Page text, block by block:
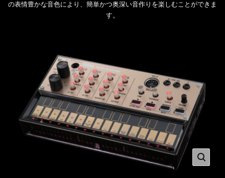
の表情豊かな音色により、簡単かつ奥深い音作りを楽しむことができま
す。